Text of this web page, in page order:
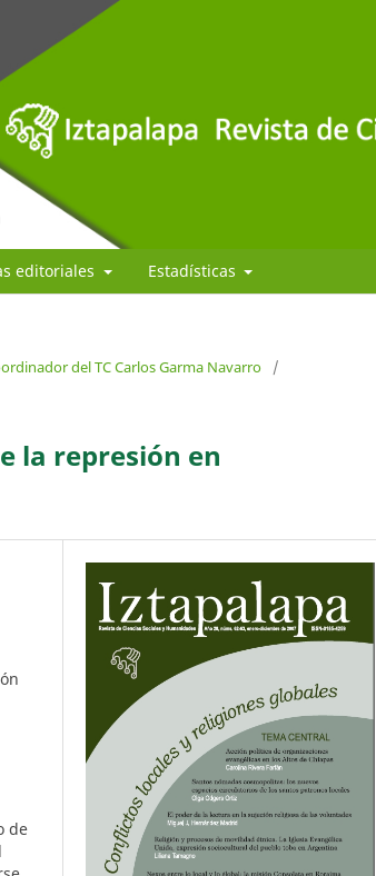
editoriales Estadísticas
del TC Carlos Garma Navarro
/
la represión en
de